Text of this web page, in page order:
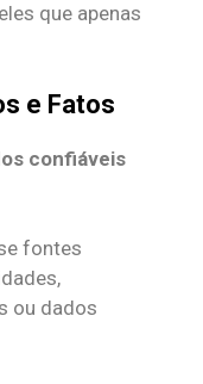
que apenas
e Fatos
confiáveis
fontes
ou dados